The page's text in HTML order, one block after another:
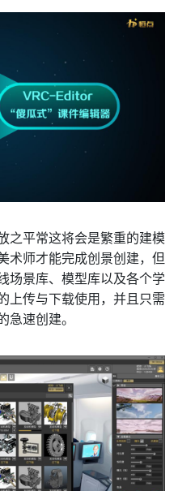
之平常这将会是繁重的建模
术师才能完成创景创建，但
场景库、模型库以及各个学
上传与下载使用，并且只需
急速创建。